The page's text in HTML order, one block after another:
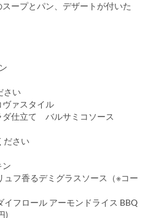
ープとパン、デザートが付いた
さい
ァスタイル
ダ仕立て バルサミコソース
ださい
ン
ュフ香るデミグラスソース（※コー
イフロール アーモンドライス BBQ
)